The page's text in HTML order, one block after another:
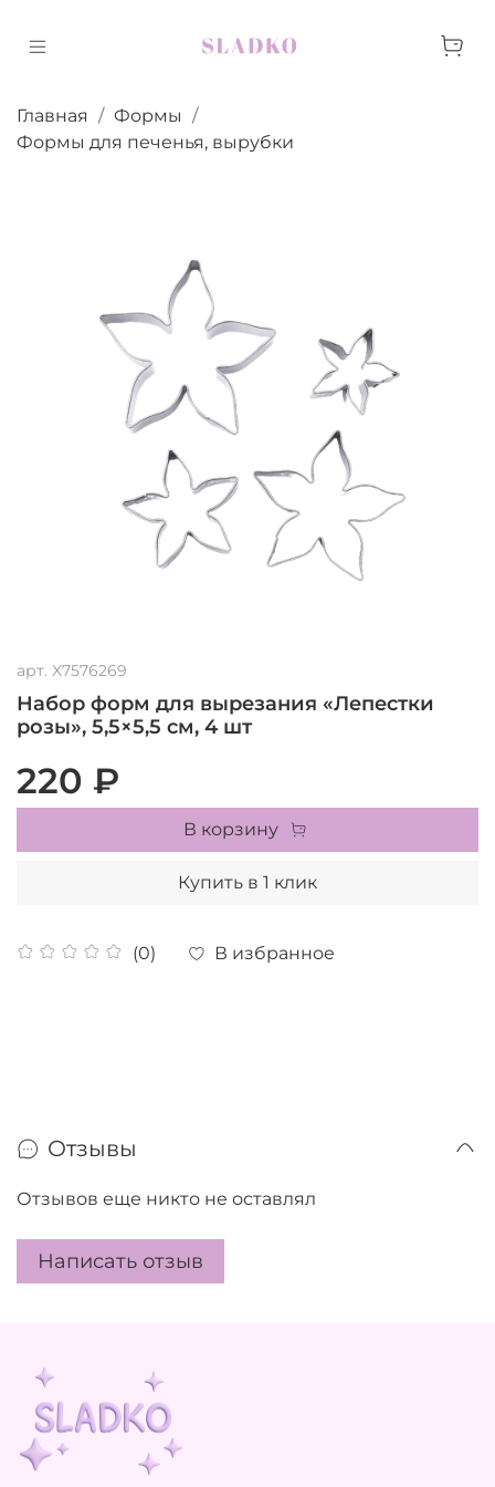
Главная
Формы
Формы для печенья, вырубки
арт. X7576269
Набор форм для вырезания «Лепестки
розы», 5,5×5,5 см, 4 шт
(0) В избранное
220 ₽
В корзину
Купить в 1 клик
Отзывы
Отзывов еще никто не оставлял
Написать отзыв